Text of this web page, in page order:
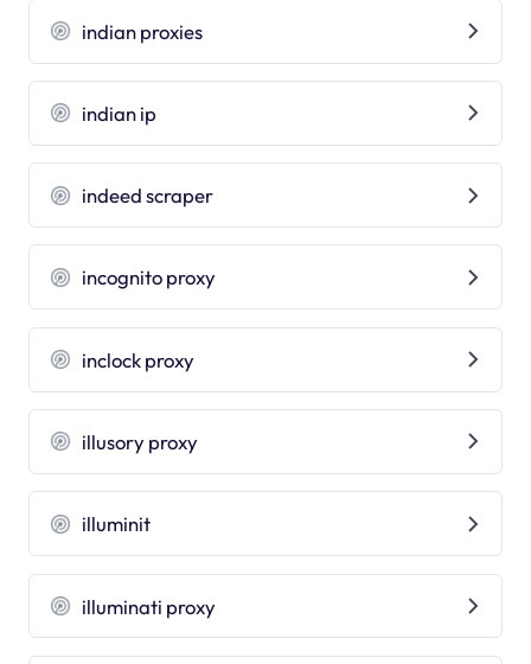
indian proxies
indian ip
indeed scraper
incognito proxy
inclock proxy
illusory proxy
illuminit
illuminati proxy